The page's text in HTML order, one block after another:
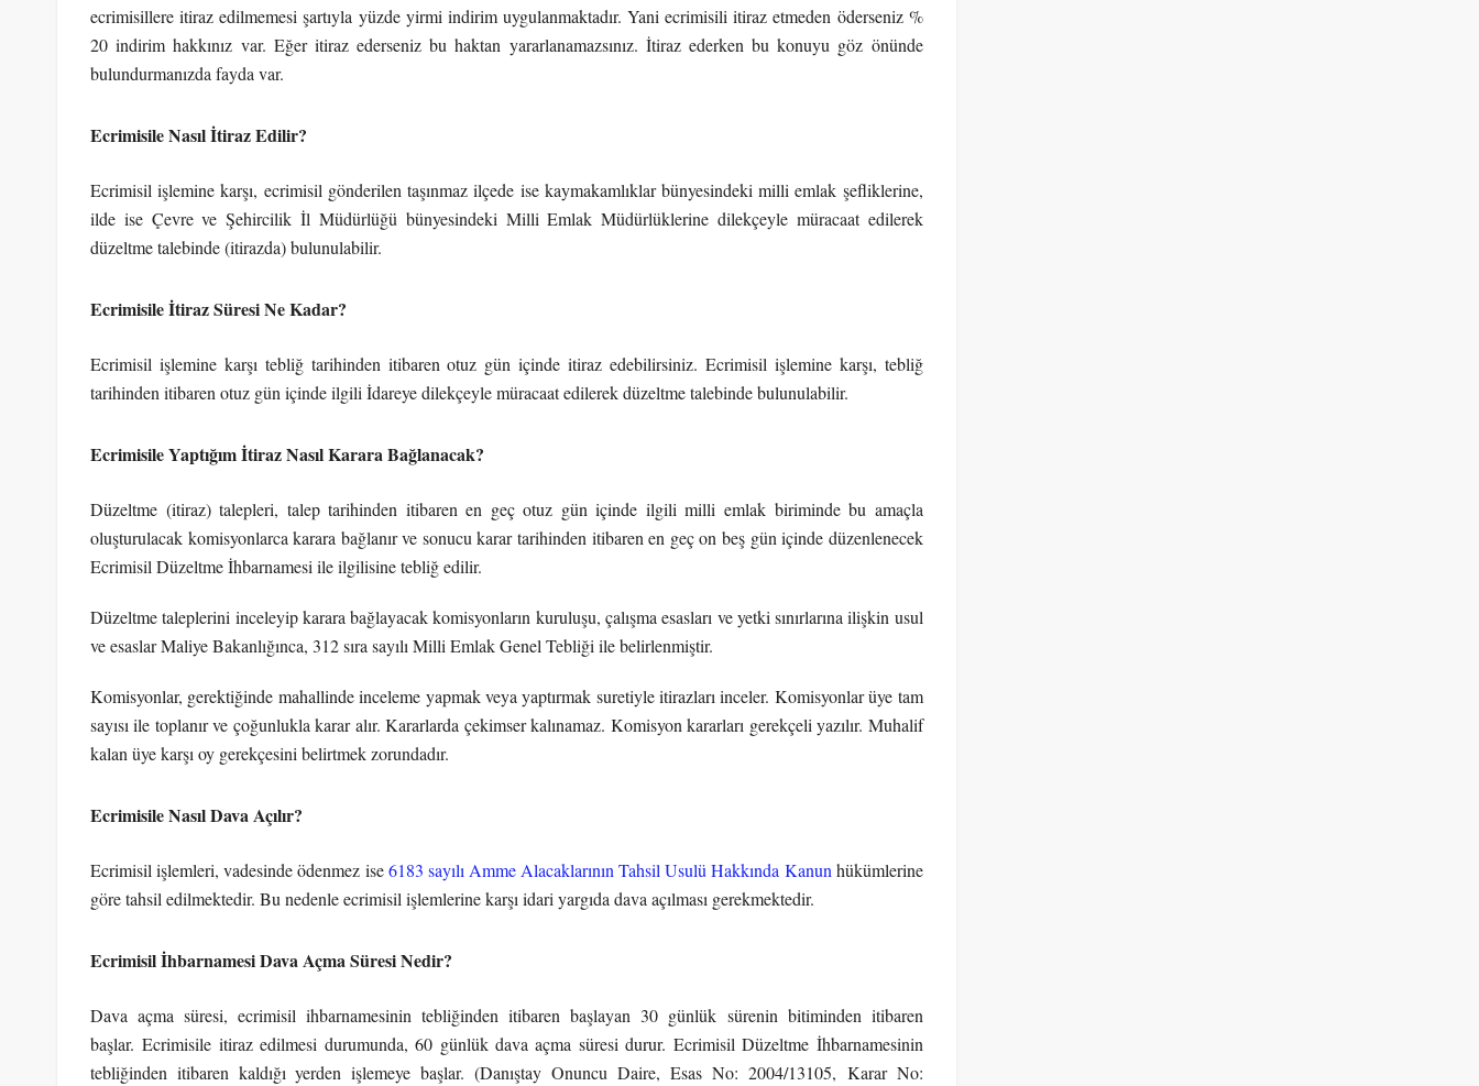
ecrimisillere itiraz edilmemesi şartıyla yüzde yirmi indirim uygulanmaktadır. Yani ecrimisili itiraz etmeden öderseniz %
20 indirim hakkınız var. Eğer itiraz ederseniz bu haktan yararlanamazsınız. İtiraz ederken bu konuyu göz önünde
bulundurmanızda fayda var.
Ecrimisile Nasıl İtiraz Edilir?
Ecrimisil işlemine karşı, ecrimisil gönderilen taşınmaz ilçede ise kaymakamlıklar bünyesindeki milli emlak şefliklerine,
ilde ise Çevre ve Şehircilik İl Müdürlüğü bünyesindeki Milli Emlak Müdürlüklerine dilekçeyle müracaat edilerek
düzeltme talebinde (itirazda) bulunulabilir.
Ecrimisile İtiraz Süresi Ne Kadar?
Ecrimisil işlemine karşı tebliğ tarihinden itibaren otuz gün içinde itiraz edebilirsiniz. Ecrimisil işlemine karşı, tebliğ
tarihinden itibaren otuz gün içinde ilgili İdareye dilekçeyle müracaat edilerek düzeltme talebinde bulunulabilir.
Ecrimisile Yaptığım İtiraz Nasıl Karara Bağlanacak?
Düzeltme (itiraz) talepleri, talep tarihinden itibaren en geç otuz gün içinde ilgili milli emlak biriminde bu amaçla
oluşturulacak komisyonlarca karara bağlanır ve sonucu karar tarihinden itibaren en geç on beş gün içinde düzenlenecek
Ecrimisil Düzeltme İhbarnamesi ile ilgilisine tebliğ edilir.
Düzeltme taleplerini inceleyip karara bağlayacak komisyonların kuruluşu, çalışma esasları ve yetki sınırlarına ilişkin usul
ve esaslar Maliye Bakanlığınca, 312 sıra sayılı Milli Emlak Genel Tebliği ile belirlenmiştir.
Komisyonlar, gerektiğinde mahallinde inceleme yapmak veya yaptırmak suretiyle itirazları inceler. Komisyonlar üye tam
sayısı ile toplanır ve çoğunlukla karar alır. Kararlarda çekimser kalınamaz. Komisyon kararları gerekçeli yazılır. Muhalif
kalan üye karşı oy gerekçesini belirtmek zorundadır.
Ecrimisile Nasıl Dava Açılır?
Ecrimisil işlemleri, vadesinde ödenmez ise6183 sayılı Amme Alacaklarının Tahsil Usulü Hakkında Kanun hükümlerine
göre tahsil edilmektedir. Bu nedenle ecrimisil işlemlerine karşı idari yargıda dava açılması gerekmektedir.
Ecrimisil İhbarnamesi Dava Açma Süresi Nedir?
Dava açma süresi, ecrimisil ihbarnamesinin tebliğinden itibaren başlayan 30 günlük sürenin bitiminden itibaren
başlar. Ecrimisile itiraz edilmesi durumunda, 60 günlük dava açma süresi durur. Ecrimisil Düzeltme İhbarnamesinin
tebliğinden itibaren kaldığı yerden işlemeye başlar. (Danıştay Onuncu Daire, Esas No: 2004/13105, Karar No: